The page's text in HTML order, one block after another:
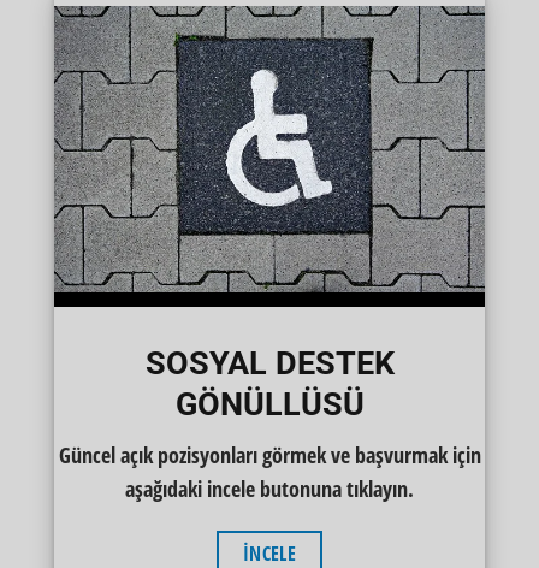
SOSYAL DESTEK
GÖNÜLLÜSÜ
Güncel açık pozisyonları görmek ve başvurmak için
aşağıdaki incele butonuna tıklayın.
İNCELE